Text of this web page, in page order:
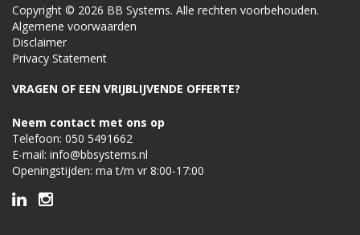
Copyright © 2026 BB Systems. Alle rechten voorbehouden.
Algemene voorwaarden
Disclaimer
Privacy Statement
VRAGEN OF EEN VRIJBLIJVENDE OFFERTE?
Neem contact met ons op
Telefoon: 050 5491662
E-mail: info@bbsystems.nl
Openingstijden: ma t/m vr 8:00-17:00